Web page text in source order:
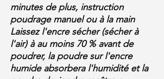
minutes de plus, instruction
poudrage manuel ou à la main
Laissez l'encre sécher (sécher à
l'air) à au moins 70 % avant de
poudrer, la poudre sur l'encre
humide absorbera l'humidité et la